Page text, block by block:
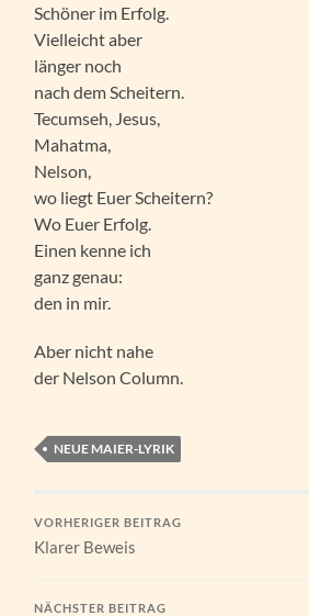
Schöner im Erfolg.
Vielleicht aber
länger noch
nach dem Scheitern.
Tecumseh, Jesus,
Mahatma,
Nelson,
wo liegt Euer Scheitern?
Wo Euer Erfolg.
Einen kenne ich
ganz genau:
den in mir.
Aber nicht nahe
der Nelson Column.
NEUE MAIER-LYRIK
VORHERIGER BEITRAG
Klarer Beweis
NÄCHSTER BEITRAG